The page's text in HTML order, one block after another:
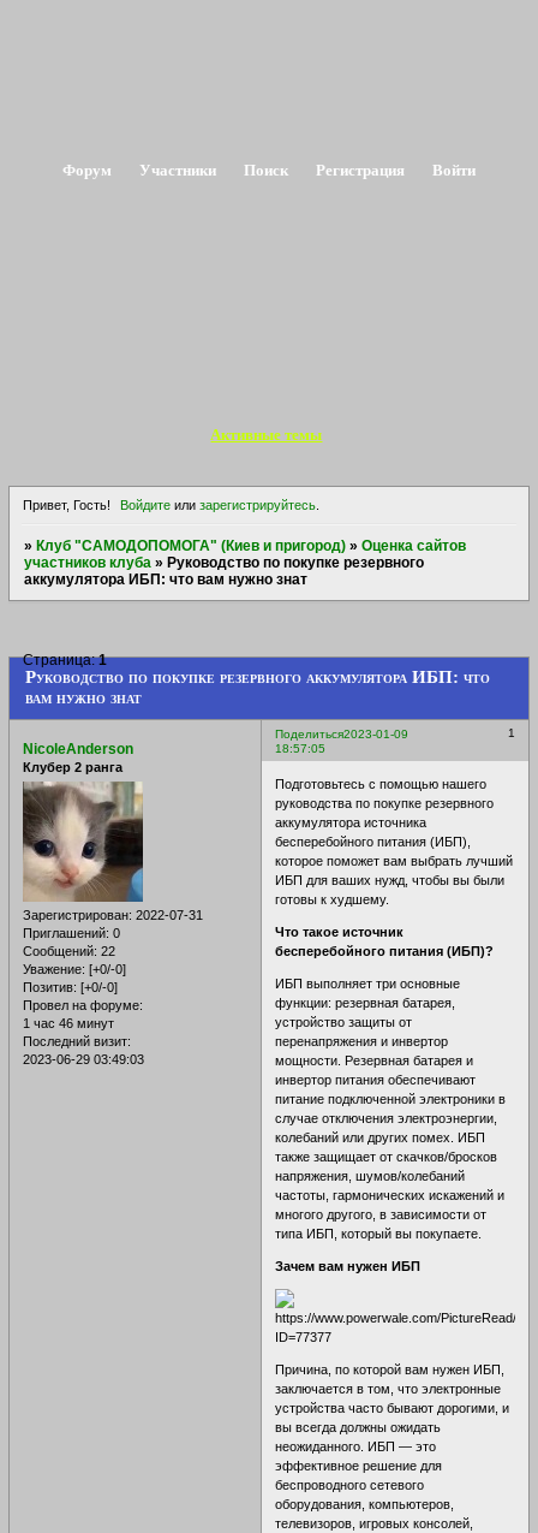
Форум Участники Поиск Регистрация Войти
Активные темы
Привет, Гость! Войдите илизарегистрируйтесь
» Клуб "САМОДОПОМОГА" (Киев и пригород) » Оценка сайтов
участников клуба » Руководство по покупке резервного
аккумулятора ИБП: что вам нужно знат
Руководство по покупке резервного аккумулятора ИБП: что
вам нужно знат
Страница:1
Поделиться 1
2023-01-09
18:57:05
NicoleAnderson
Клубер 2 ранга
Зарегистрирован: 2022-07-31
Приглашений: 0
Сообщений: 22
Уважение: [+0/-0]
Позитив: [+0/-0]
Провел на форуме:
1 час 46 минут
Последний визит:
2023-06-29 03:49:03
Подготовьтесь с помощью нашего
руководства по покупке резервного
аккумулятора источника
бесперебойного питания (ИБП),
которое поможет вам выбрать лучший
ИБП для ваших нужд, чтобы вы были
готовы к худшему.
Что такое источник
бесперебойного питания (ИБП)?
ИБП выполняет три основные
функции: резервная батарея,
устройство защиты от
перенапряжения и инвертор
мощности. Резервная батарея и
инвертор питания обеспечивают
питание подключенной электроники в
случае отключения электроэнергии,
колебаний или других помех. ИБП
также защищает от скачков/бросков
напряжения, шумов/колебаний
частоты, гармонических искажений и
многого другого, в зависимости от
типа ИБП, который вы покупаете.
Зачем вам нужен ИБП
Причина, по которой вам нужен ИБП,
заключается в том, что электронные
устройства часто бывают дорогими, и
вы всегда должны ожидать
неожиданного. ИБП — это
эффективное решение для
беспроводного сетевого
оборудования, компьютеров,
телевизоров, игровых консолей,